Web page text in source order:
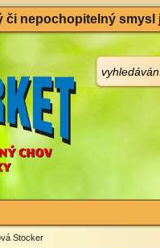
nepochopitelný smysl
Stocker